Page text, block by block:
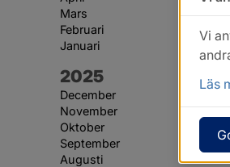
Mars
Februari
Januari
År:
2025
December
November
Oktober
September
Augusti
Vi
Läs